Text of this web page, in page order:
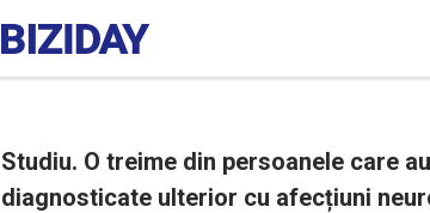
Studiu. O treime din persoanele care
diagnosticate ulterior cu afecțiuni